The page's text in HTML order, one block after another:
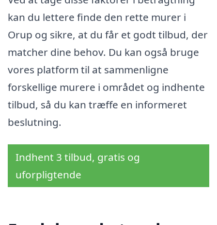
kan du lettere finde den rette murer i
Orup og sikre, at du får et godt tilbud, der
matcher dine behov. Du kan også bruge
vores platform til at sammenligne
forskellige murere i området og indhente
tilbud, så du kan træffe en informeret
beslutning.
Indhent 3 tilbud, gratis og
uforpligtende